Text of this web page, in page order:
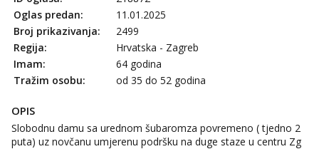
Oglas predan:
11.01.2025
Broj prikazivanja:
2499
Regija:
Hrvatska - Zagreb
Imam:
64 godina
Tražim osobu:
od 35 do 52 godina
OPIS
Slobodnu damu sa urednom šubaromza povremeno ( tjedno 2
puta) uz novčanu umjerenu podršku na duge staze u centru Zg